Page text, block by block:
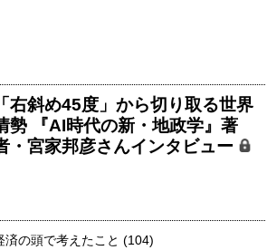
「右斜め45度」から切り取る世界
勢 『AI時代の新・地政学』著
・宮家邦彦さんインタビュー
済の頭で考えたこと (104)